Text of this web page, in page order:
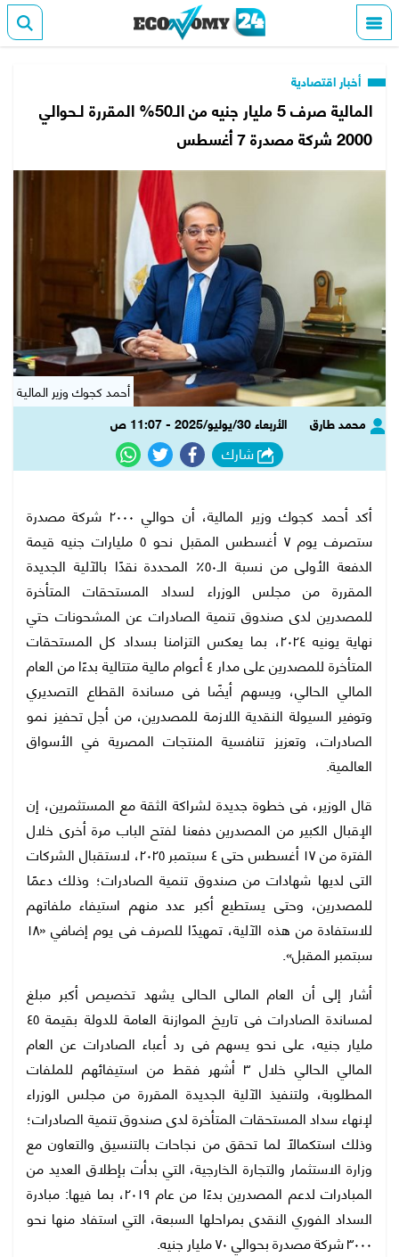
أخبار اقتصادية
المالية صرف 5 مليار جنيه من الـ50% المقررة لـحوالي
2000 شركة مصدرة 7 أغسطس
أحمد كجوك وزير المالية
محمد طارق
الأربعاء 30/يوليو/2025 - 11:07 ص
شارك
أكد أحمد كجوك وزير المالية، أن حوالي ٢٠٠٠ شركة مصدرة
ستصرف يوم ٧ أغسطس المقبل نحو ٥ مليارات جنيه قيمة
الدفعة الأولى من نسبة الـ٥٠٪؜ المحددة نقدًا بالآلية الجديدة
المقررة من مجلس الوزراء لسداد المستحقات المتأخرة
للمصدرين لدى صندوق تنمية الصادرات عن المشحونات حتي
نهاية يونيه ٢٠٢٤، بما يعكس التزامنا بسداد كل المستحقات
المتأخرة للمصدرين على مدار ٤ أعوام مالية متتالية بدءًا من العام
المالي الحالي، ويسهم أيضًا فى مساندة القطاع التصديري
وتوفير السيولة النقدية اللازمة للمصدرين، من أجل تحفيز نمو
الصادرات، وتعزيز تنافسية المنتجات المصرية في الأسواق
العالمية.
قال الوزير، فى خطوة جديدة لشراكة الثقة مع المستثمرين، إن
الإقبال الكبير من المصدرين دفعنا لفتح الباب مرة أخرى خلال
الفترة من ١٧ أغسطس حتى ٤ سبتمبر ٢٠٢٥، لاستقبال الشركات
التى لديها شهادات من صندوق تنمية الصادرات؛ وذلك دعمًا
للمصدرين، وحتى يستطيع أكبر عدد منهم استيفاء ملفاتهم
للاستفادة من هذه الآلية، تمهيدًا للصرف فى يوم إضافي «١٨
سبتمبر المقبل».
أشار إلى أن العام المالى الحالى يشهد تخصيص أكبر مبلغ
لمساندة الصادرات فى تاريخ الموازنة العامة للدولة بقيمة ٤٥
مليار جنيه، على نحو يسهم فى رد أعباء الصادرات عن العام
المالي الحالي خلال ٣ أشهر فقط من استيفائهم للملفات
المطلوبة، ولتنفيذ الآلية الجديدة المقررة من مجلس الوزراء
لإنهاء سداد المستحقات المتأخرة لدى صندوق تنمية الصادرات؛
وذلك استكمالًا لما تحقق من نجاحات بالتنسيق والتعاون مع
وزارة الاستثمار والتجارة الخارجية، التي بدأت بإطلاق العديد من
المبادرات لدعم المصدرين بدءًا من عام ٢٠١٩، بما فيها: مبادرة
السداد الفوري النقدى بمراحلها السبعة، التي استفاد منها نحو
٣٠٠٠ شركة مصدرة بحوالي ٧٠ مليار جنيه.